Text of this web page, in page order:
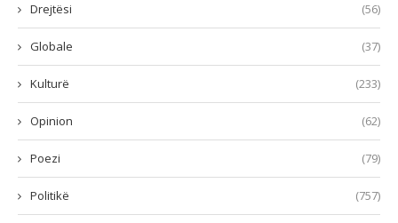
Drejtësi (56)
Globale (37)
Kulturë (233)
Opinion (62)
Poezi (79)
Politikë (757)